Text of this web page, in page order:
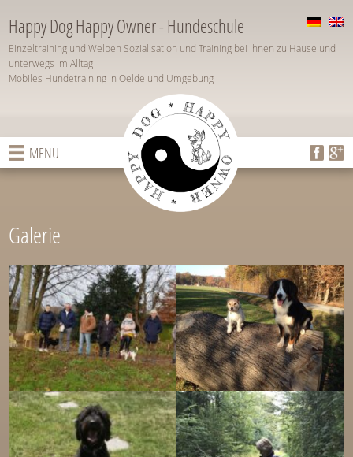
Happy Dog Happy Owner - Hundeschule
Einzeltraining und Welpen Sozialisation und Training bei Ihnen zu Hause und
unterwegs im Alltag
Mobiles Hundetraining in Oelde und Umgebung
MENU
Galerie